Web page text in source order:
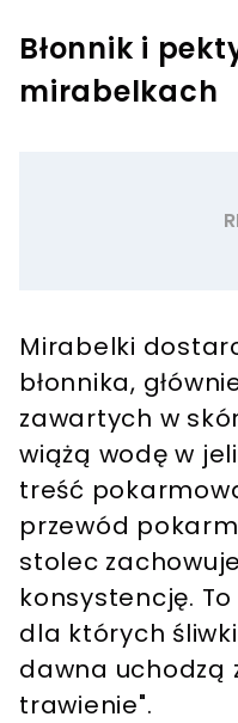
Błonnik i
mirabelkach
Mirabelki
błonnika,
zawartych w
wiążą wodę w
treść
przewód
stolec
konsystencję.
dla których
dawna uchodzą
trawienie".